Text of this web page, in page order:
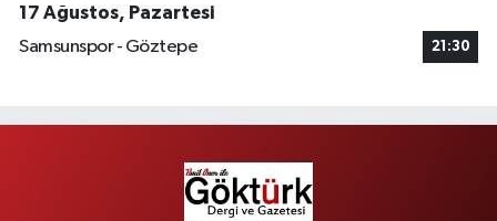
17 Ağustos, Pazartesi
Samsunspor - Göztepe
21:30